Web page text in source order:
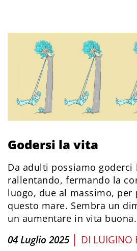
Godersi la vita
Da adulti possiamo goderci
rallentando, fermando la
luogo, due al massimo, per
questo mare. Sembra un
un aumentare in vita
04 Luglio 2025 | DI LUIGINO